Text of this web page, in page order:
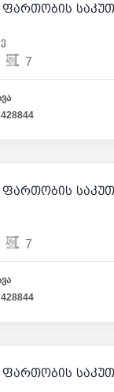
ფართობის
7
245
ფართობის
7
600 000
ფართობის